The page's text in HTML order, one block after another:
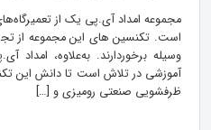
مجموعه امداد آی.پی یک از
است. تکنسین های این مجموعه از
وسیله برخوردارند. به‌علاوه، امداد
آموزشی در تلاش است تا دانش این
ظرفشویی صنعتی رومیزی و […]